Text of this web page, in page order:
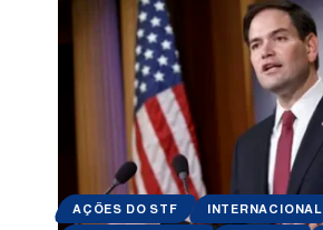
AÇÕES DO STF INTERNACIONAL